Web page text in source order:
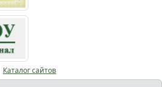
Каталог сайтов